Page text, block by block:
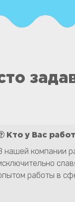
Кто у Вас
нашей компании
работы в